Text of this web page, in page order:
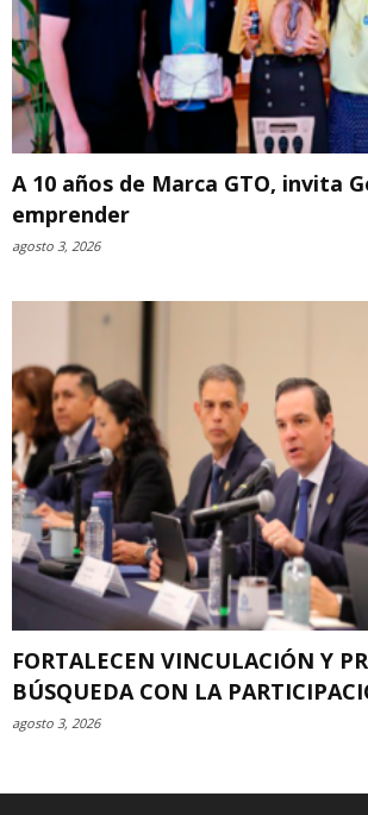
A 10 años de Marca GTO, invita
emprender
agosto 3, 2026
FORTALECEN VINCULACIÓN Y
BÚSQUEDA CON LA
agosto 3, 2026